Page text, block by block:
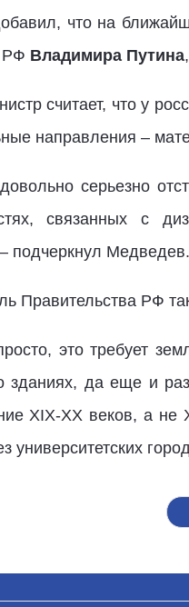
что на
РФ Владимира Путина
считает, что у
направления –
серьезно
связанных с
подчеркнул Медведев.
Правительства РФ
это требует
зданиях, да еще и
XIX-XX веков, а не
университетских